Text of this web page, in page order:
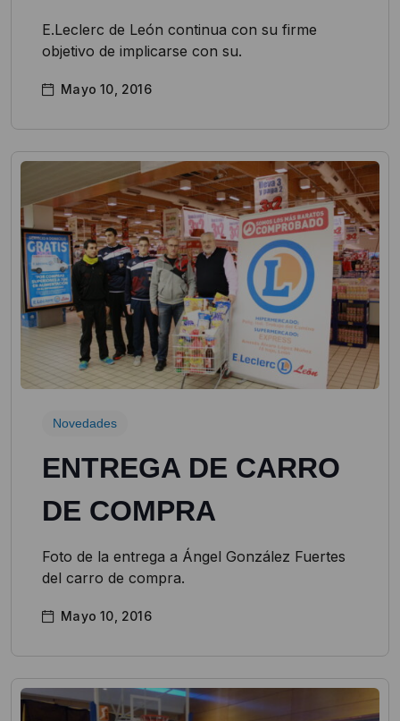
E.Leclerc de León continua con su firme
objetivo de implicarse con su.
Mayo 10, 2016
Novedades
ENTREGA DE CARRO
DE COMPRA
Foto de la entrega a Ángel González Fuertes
del carro de compra.
Mayo 10, 2016